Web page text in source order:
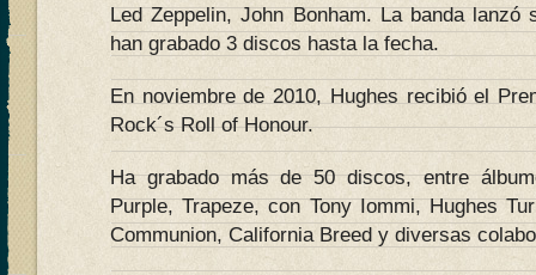
Led Zeppelin, John Bonham. La banda
han grabado 3 discos hasta la fecha.
En noviembre de 2010, Hughes recibió el
Rock´s Roll of Honour.
Ha grabado más de 50 discos, entre
Purple, Trapeze, con Tony Iommi, Hughes
Communion, California Breed y diversas